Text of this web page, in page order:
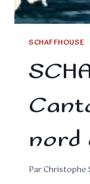
SCHAFFHOUSE
nord
ParChristophe